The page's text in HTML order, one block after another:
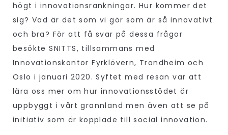
högt i innovationsrankningar. Hur kommer det
sig? Vad är det som vi gör som är så innovativt
och bra? För att få svar på dessa frågor
besökte SNITTS, tillsammans med
Innovationskontor Fyrklövern, Trondheim och
Oslo i januari 2020. Syftet med resan var att
lära oss mer om hur innovationsstödet är
uppbyggt i vårt grannland men även att se på
initiativ som är kopplade till social innovation.